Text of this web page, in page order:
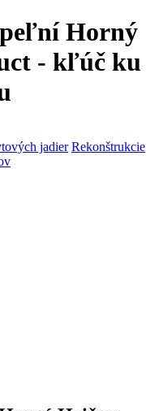
Horný
- kľúč ku
jadier Rekonštrukcie